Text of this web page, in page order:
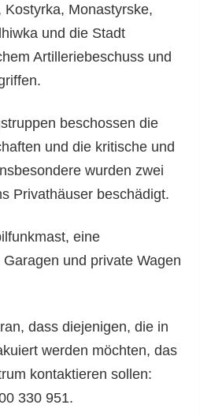
Monastyrske,
und die Stadt
Artilleriebeschuss und
beschossen die
und die kritische und
wurden zwei
Privathäuser beschädigt.
eine
und private Wagen
dass diejenigen, die in
werden möchten, das
kontaktieren sollen:
330 951.